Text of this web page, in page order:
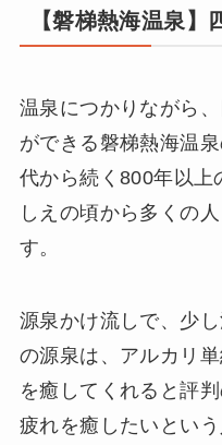
【磐梯熱海温泉】
温泉につかりながら
ができる磐梯熱海温
代から続く800年以上
しえの頃から多くの
す。
源泉かけ流しで、少
の源泉は、アルカリ
を癒してくれると評
疲れを癒したいという